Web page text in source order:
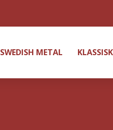
SWEDISH METAL